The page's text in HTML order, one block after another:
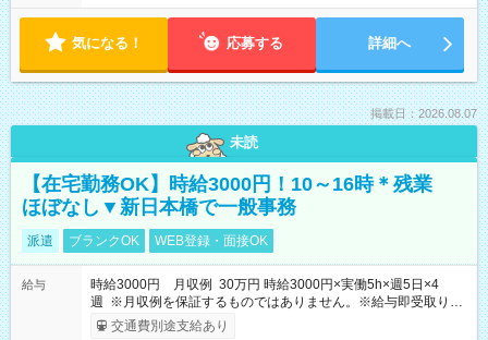
気になる！ 応募する 詳細へ
掲載日：2026.08.07
未読
【在宅勤務OK】時給3000円！10～16時＊残業
ほぼなし▼新日本橋で一般事務
派遣 ブランクOK WEB登録・面接OK
給与
時給3000円 月収例 30万円 時給3000円×実働5h×週5日×4
週 ※月収例を保証するものではありません。※給与即受取りサ
ービス利用可（利用条件有）
交通費別途支給あり